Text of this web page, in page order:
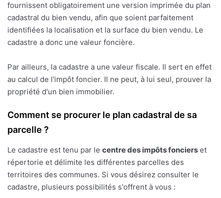
fournissent obligatoirement une version imprimée du plan
cadastral du bien vendu, afin que soient parfaitement
identifiées la localisation et la surface du bien vendu. Le
cadastre a donc une valeur foncière.
Par ailleurs, la cadastre a une valeur fiscale. Il sert en effet
au calcul de l'impôt foncier. Il ne peut, à lui seul, prouver la
propriété d'un bien immobilier.
Comment se procurer le plan cadastral de sa
parcelle ?
Le cadastre est tenu par le centre des impôts fonciers et
répertorie et délimite les différentes parcelles des
territoires des communes. Si vous désirez consulter le
cadastre, plusieurs possibilités s'offrent à vous :